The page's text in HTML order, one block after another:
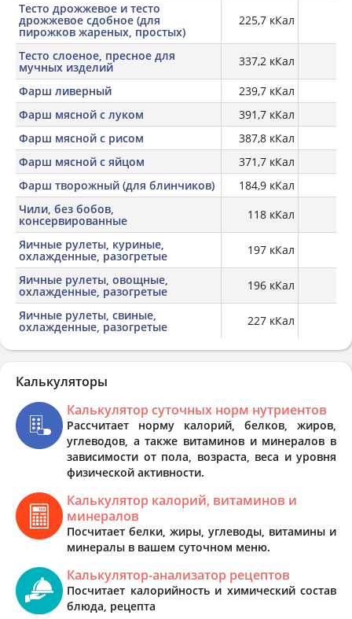
Тесто дрожжевое и тесто
дрожжевое сдобное (для
пирожков жареных, простых)
225,7 кКал
Тесто слоеное, пресное для
мучных изделий 337,2 кКал
Фарш ливерный
239,7 кКал
Фарш мясной с луком
391,7 кКал
Фарш мясной с рисом
387,8 кКал
Фарш мясной с яйцом
371,7 кКал
Фарш творожный (для блинчиков)
184,9 кКал
Чили, без бобов,
консервированные 118 кКал
Яичные рулеты, куриные,
охлажденные, разогретые 197 кКал
Яичные рулеты, овощные,
охлажденные, разогретые 196 кКал
Яичные рулеты, свиные,
охлажденные, разогретые 227 кКал
Калькуляторы
Калькулятор суточных норм нутриентов
Рассчитает норму калорий, белков, жиров,
углеводов, а также витаминов и минералов в
зависимости от пола, возраста, веса и уровня
физической активности.
Калькулятор калорий, витаминов и
минералов
Посчитает белки, жиры, углеводы, витамины и
минералы в вашем суточном меню.
Калькулятор-анализатор рецептов
Посчитает калорийность и химический состав
блюда, рецепта